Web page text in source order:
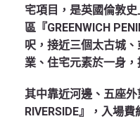
宅項目，是英國倫敦
區『GREENWICH
呎，接近三個太古城
業、住宅元素於一身
其中靠近河邊、五座
RIVERSIDE』，入場